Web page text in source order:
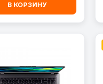
В КОРЗИНУ